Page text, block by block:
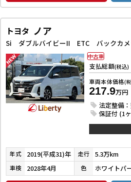
トヨタ ノア
支払総額(税込)
車両本体価格(
217.9万円
法定整備
保証付 (1
中古車
年式 2019(平成31)年 走行 5.3万km
車検 2028年4月 色